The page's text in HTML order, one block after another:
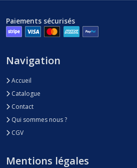
Paiements sécurisés
Navigation
Accueil
Catalogue
Contact
Qui sommes nous ?
CGV
Mentions légales